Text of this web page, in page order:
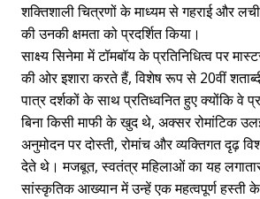
शक्तिशाली चित्रणों के माध्यम से गहराई और
की उनकी क्षमता को प्रदर्शित किया।
साक्ष्य सिनेमा में टॉमबॉय के प्रतिनिधित्व पर
की ओर इशारा करते हैं, विशेष रूप से 20वीं
पात्र दर्शकों के साथ प्रतिध्वनित हुए क्योंकि वे
बिना किसी माफी के खुद थे, अक्सर रोमांटिक
अनुमोदन पर दोस्ती, रोमांच और व्यक्तिगत दृढ़
देते थे। मजबूत, स्वतंत्र महिलाओं का यह
सांस्कृतिक आख्यान में उन्हें एक महत्वपूर्ण हस्ती